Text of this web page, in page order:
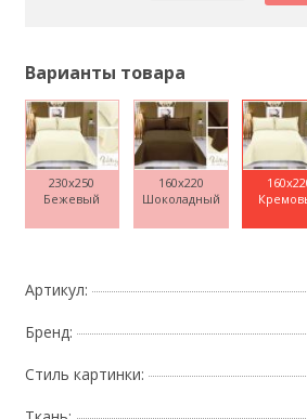
Варианты товара
230x250
Бежевый
160x220
Шоколадный
Артикул:
Бренд:
Стиль картинки: